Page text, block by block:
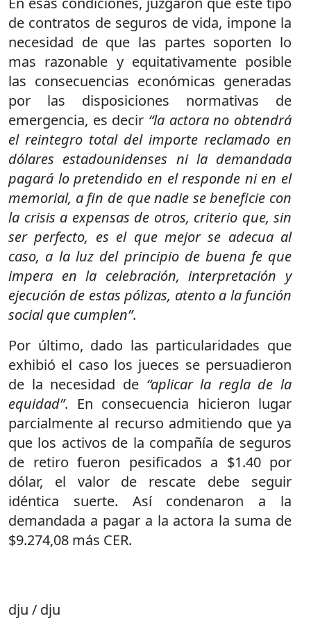
de contratos de seguros de vida, impone la
necesidad de que las partes soporten lo
mas razonable y equitativamente posible
las consecuencias económicas generadas
por las disposiciones normativas de
emergencia, es decir “la actora no obtendrá
el reintegro total del importe reclamado en
dólares estadounidenses ni la demandada
pagará lo pretendido en el responde ni en el
memorial, a fin de que nadie se beneficie con
la crisis a expensas de otros, criterio que, sin
ser perfecto, es el que mejor se adecua al
caso, a la luz del principio de buena fe que
impera en la celebración, interpretación y
ejecución de estas pólizas, atento a la función
social que cumplen”.
Por último, dado las particularidades que
exhibió el caso los jueces se persuadieron
de la necesidad de “aplicar la regla de la
equidad”. En consecuencia hicieron lugar
parcialmente al recurso admitiendo que ya
que los activos de la compañía de seguros
de retiro fueron pesificados a $1.40 por
dólar, el valor de rescate debe seguir
idéntica suerte. Así condenaron a la
demandada a pagar a la actora la suma de
$9.274,08 más CER.
dju / dju